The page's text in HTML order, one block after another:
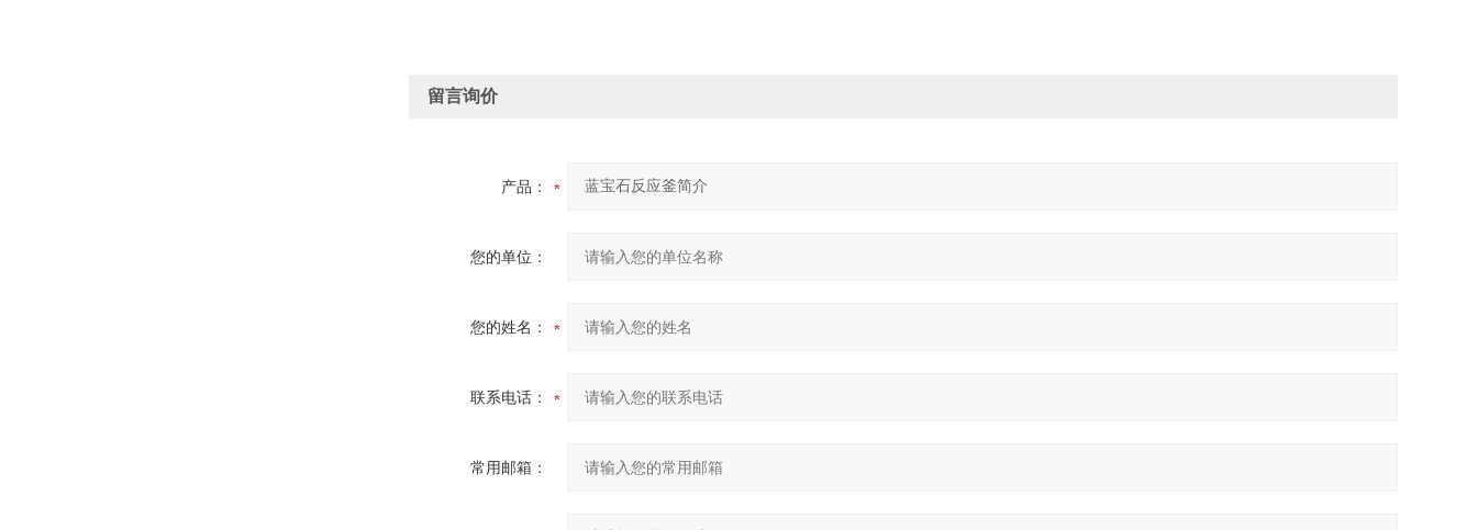
留言询价
产品：
您的单位：
您的姓名：
联系电话：
常用邮箱：